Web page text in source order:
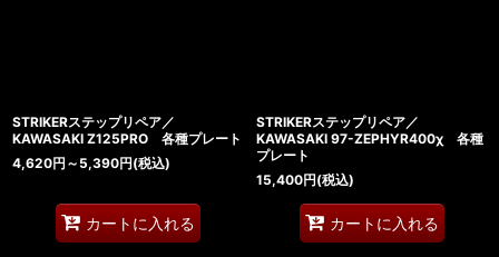
STRIKERステップリペア／
KAWASAKI Z125PRO 各種プレート
4,620円 ～5,390円(税込)
カートに入れる
STRIKERステップリペア／
KAWASAKI 97-ZEPHYR400χ 各種
プレート
15,400円(税込)
カートに入れる